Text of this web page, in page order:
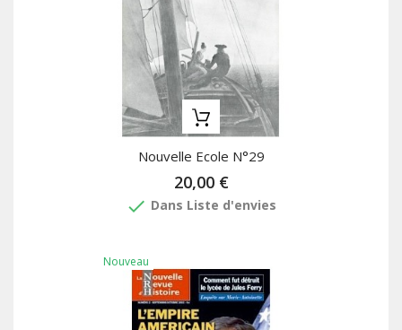
Nouvelle Ecole N°29
20,00 €
done Dans Liste d'envies
Nouveau